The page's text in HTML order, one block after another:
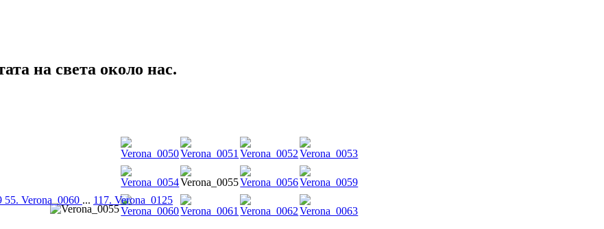
на света около нас.
55. Verona_0060 ... 117. Verona_0125